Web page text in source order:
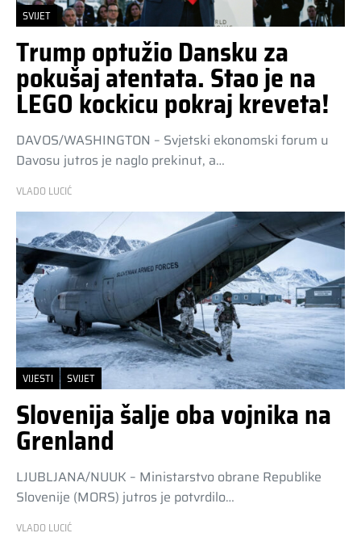
SVIJET
Trump optužio Dansku za
pokušaj atentata. Stao je na
LEGO kockicu pokraj kreveta!
DAVOS/WASHINGTON – Svjetski ekonomski forum u
Davosu jutros je naglo prekinut, a…
VLADO LUCIĆ
VIJESTI SVIJET
Slovenija šalje oba vojnika na
Grenland
LJUBLJANA/NUUK – Ministarstvo obrane Republike
Slovenije (MORS) jutros je potvrdilo…
VLADO LUCIĆ